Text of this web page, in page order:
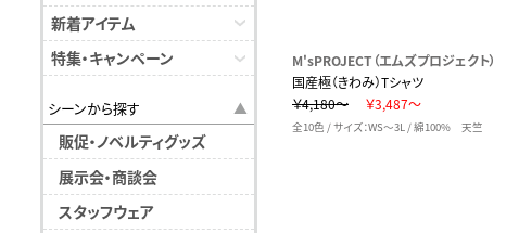
新着アイテム
特集・キャンペーン
シーンから探す
販促・ノベルティグッズ
展示会・商談会
スタッフウェア
M'sPROJECT（エムズプロジェクト）
国産極（きわみ）Tシャツ
￥4,180～
￥3,487～
全10色 / サイズ：WS～3L / 綿100% 天竺